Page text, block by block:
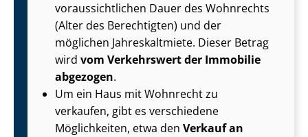
vor­aus­sicht­li­chen Dauer des Wohnrechts
(Alter des Berechtigten) und der
möglichen Jahreskaltmiete. Dieser Betrag
wird vom Verkehrswert der Immobilie
abgezogen.
Um ein Haus mit Wohnrecht zu
verkaufen, gibt es verschiedene
Möglichkeiten, etwa den Verkauf an